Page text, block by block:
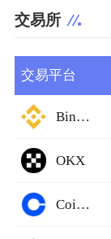
交易所
交易平台
Binance
OKX
Coinbase